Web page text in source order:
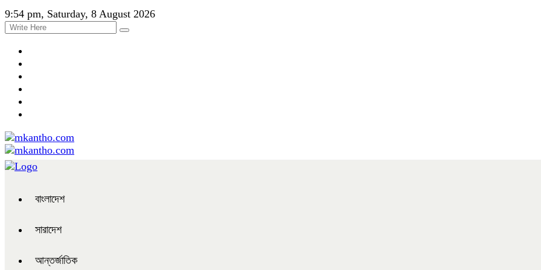
9:54 pm, Saturday, 8 August 2026
বাংলাদেশ
সারাদেশ
আন্তর্জাতিক